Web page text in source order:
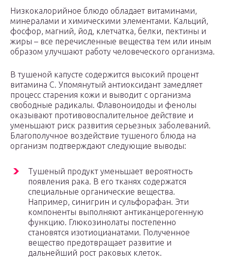
Низкокалорийное блюдо обладает витаминами,
минералами и химическими элементами. Кальций,
фосфор, магний, йод, клетчатка, белки, пектины и
жиры – все перечисленные вещества тем или иным
образом улучшают работу человеческого организма.
В тушеной капусте содержится высокий процент
витамина С. Упомянутый антиоксидант замедляет
процесс старения кожи и выводит с организма
свободные радикалы. Флавоноидоды и фенолы
оказывают противовоспалительное действие и
уменьшают риск развития серьезных заболеваний.
Благополучное воздействие тушеного блюда на
организм подтверждают следующие выводы:
Тушеный продукт уменьшает вероятность
появления рака. В его тканях содержатся
специальные органические вещества.
Например, синигрин и сульфорафан. Эти
компоненты выполняют антиканцерогенную
функцию. Глюкозинолаты постепенно
становятся изотиоцианатами. Полученное
вещество предотвращает развитие и
дальнейший рост раковых клеток.